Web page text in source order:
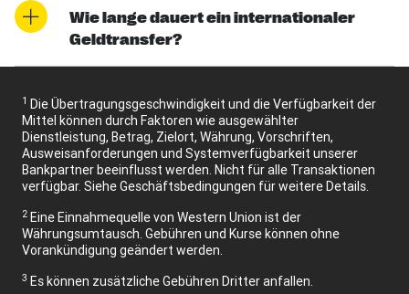
Wie lange dauert ein internationaler
Geldtransfer?
1 Die Übertragungsgeschwindigkeit und die Verfügbarkeit der
Mittel können durch Faktoren wie ausgewählter
Dienstleistung, Betrag, Zielort, Währung, Vorschriften,
Ausweisanforderungen und Systemverfügbarkeit unserer
Bankpartner beeinflusst werden. Nicht für alle Transaktionen
verfügbar. Siehe Geschäftsbedingungen für weitere Details.
2 Eine Einnahmequelle von Western Union ist der
Währungsumtausch. Gebühren und Kurse können ohne
Vorankündigung geändert werden.
3 Es können zusätzliche Gebühren Dritter anfallen.